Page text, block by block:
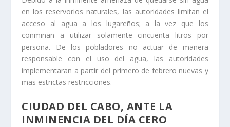
en los reservorios naturales, las autoridades limitan el
acceso al agua a los lugareños; a la vez que los
conminan a utilizar solamente cincuenta litros por
persona. De los pobladores no actuar de manera
responsable con el uso del agua, las autoridades
implementaran a partir del primero de febrero nuevas y
mas estrictas restricciones.
CIUDAD DEL CABO, ANTE LA
INMINENCIA DEL DÍA CERO